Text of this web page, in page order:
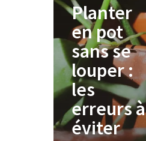
Planter
en pot
sans se
louper :
les
erreurs à
éviter